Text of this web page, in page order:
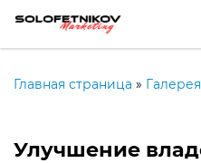
Главная страница »
Улучшение